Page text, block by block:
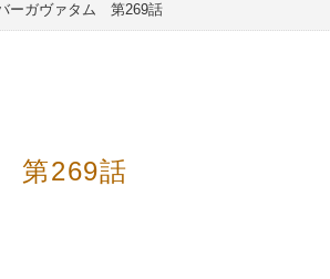
ーガヴァタム 第269話
第269話